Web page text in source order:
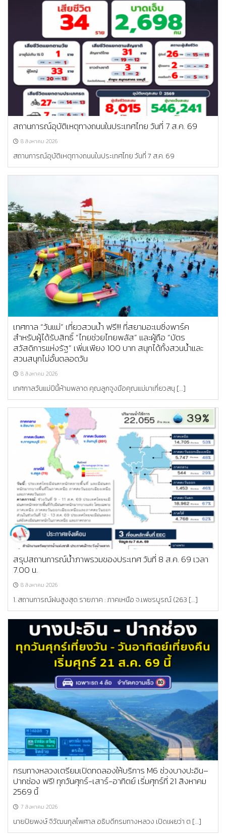
สถานการณ์อุบัติเหตุทางถนนในประเทศไทย วันที่ 7 ส.ค. 69
8 สิงหาคม 2026
สถานการณ์อุบัติเหตุทางถนนในประเทศไทย วันที่ 7 ส.ค. 69
เทศกาล “วันแม่” เที่ยวสวนน้ำ ฟรี!!! ที่สยามอะเมซิ่งพาร์ค
สำหรับผู้ได้รับสิทธิ์ “ไทยช่วยไทยพลัส” และผู้ถือ “บัตร
สวัสดิการแห่งรัฐ” เพิ่มเพียง 100 บาท สนุกได้ทั้งสวนน้ำและ
สวนสนุกไม่อั้นตลอดวัน
8 สิงหาคม 2026
เทศกาลวันแม่ปีนี้ห้ามพลาด คุณลูกจูงมือคุณแม่มาเที่ยวสนุ […]
สรุปสถานการณ์น้ำภาพรวมของประเทศ วันที่ 8 ส.ค. 69 เวลา
7.00 น.
8 สิงหาคม 2026
1. สถานการณ์ฝนสูงสุด รายภาค : ภาคเหนือ จ.เพชรบูรณ์ (263 […]
กรมทางหลวงเตรียมเปิดทดลองให้บริการ M6 ช่วงบางปะอิน–
ปากช่อง ฟรี! ทุกวันศุกร์-เสาร์-อาทิตย์ เริ่มศุกร์ที่ 21 สิงหาคม
2569 นี้
7 สิงหาคม 2026
นายปิยพงษ์ จิวัฒนกุลไพศาล อธิบดีกรมทางหลวง เปิดเผยว่า ต […]